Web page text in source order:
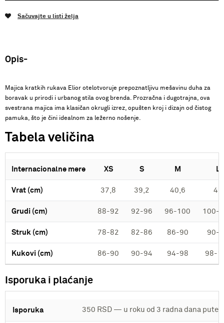
Sačuvajte u listi želja
Opis
Majica kratkih rukava Elior otelotvoruje prepoznatljivu mešavinu duha za
boravak u prirodi i urbanog stila ovog brenda. Prozračna i dugotrajna, ova
svestrana majica ima klasičan okrugli izrez, opušten kroj i dizajn od čistog
pamuka, što je čini idealnom za ležerno nošenje.
Tabela veličina
Internacionalne mere XS S M L
Vrat (cm) 37,8 39,2 40,6 42
Grudi (cm) 88-92 92-96 96-100 100-
Struk (cm) 78-82 82-86 86-90 90-
Kukovi (cm) 86-90 90-94 94-98 98-
Isporuka i plaćanje
Isporuka 350 RSD — u roku od 3 radna dana